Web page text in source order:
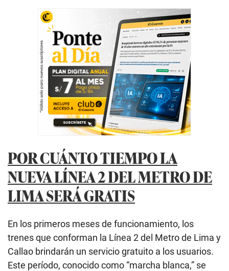
POR CUÁNTO TIEMPO LA
NUEVA LÍNEA 2 DEL METRO DE
LIMA SERÁ GRATIS
En los primeros meses de funcionamiento, los
trenes que conforman la Línea 2 del Metro de Lima y
Callao brindarán un servicio gratuito a los usuarios.
Este período, conocido como “marcha blanca,” se